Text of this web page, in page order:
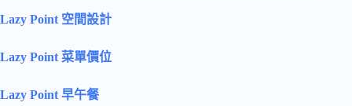
Lazy Point 空間設計
Lazy Point 菜單價位
Lazy Point 早午餐